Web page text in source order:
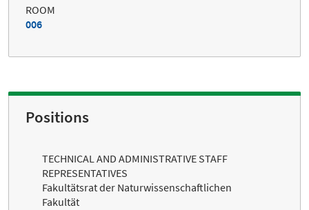
ROOM
006
Positions
TECHNICAL AND ADMINISTRATIVE STAFF
REPRESENTATIVES
Fakultätsrat der Naturwissenschaftlichen
Fakultät